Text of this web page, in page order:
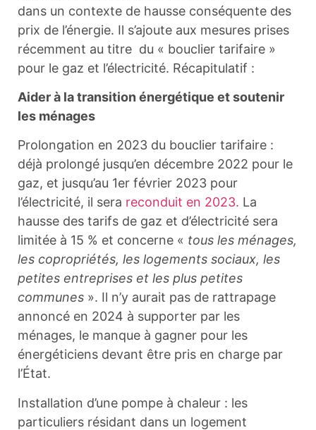
dans un contexte de hausse conséquente des
prix de l’énergie. Il s’ajoute aux mesures prises
récemment au titre du « bouclier tarifaire »
pour le gaz et l’électricité. Récapitulatif :
Aider à la transition énergétique et soutenir
les ménages
Prolongation en 2023 du bouclier tarifaire :
déjà prolongé jusqu’en décembre 2022 pour le
gaz, et jusqu’au 1er février 2023 pour
l’électricité, il sera reconduit en 2023. La
hausse des tarifs de gaz et d’électricité sera
limitée à 15 % et concerne « tous les ménages,
les copropriétés, les logements sociaux, les
petites entreprises et les plus petites
communes ». Il n’y aurait pas de rattrapage
annoncé en 2024 à supporter par les
ménages, le manque à gagner pour les
énergéticiens devant être pris en charge par
l’État.
Installation d’une pompe à chaleur : les
particuliers résidant dans un logement